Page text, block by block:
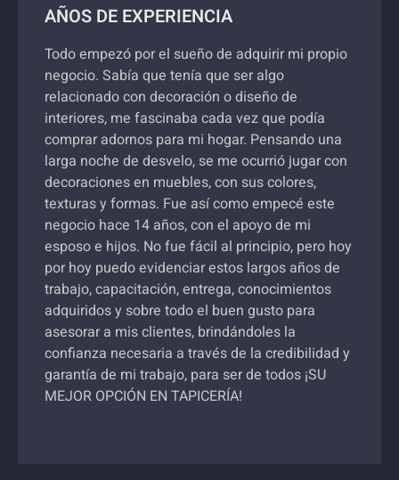
AÑOS DE EXPERIENCIA
Todo empezó por el sueño de adquirir mi propio
negocio. Sabía que tenía que ser algo
relacionado con decoración o diseño de
interiores, me fascinaba cada vez que podía
comprar adornos para mi hogar. Pensando una
larga noche de desvelo, se me ocurrió jugar con
decoraciones en muebles, con sus colores,
texturas y formas. Fue así como empecé este
negocio hace 14 años, con el apoyo de mi
esposo e hijos. No fue fácil al principio, pero hoy
por hoy puedo evidenciar estos largos años de
trabajo, capacitación, entrega, conocimientos
adquiridos y sobre todo el buen gusto para
asesorar a mis clientes, brindándoles la
confianza necesaria a través de la credibilidad y
garantía de mi trabajo, para ser de todos ¡SU
MEJOR OPCIÓN EN TAPICERÍA!